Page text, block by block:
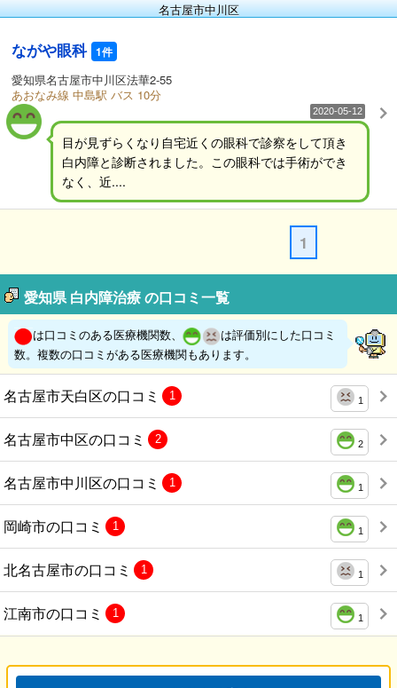
名古屋市中川区
ながや眼科 1件
愛知県名古屋市中川区法華2-55
あおなみ線 中島駅 バス 10分
2020-05-12
目が見ずらくなり自宅近くの眼科で診察をして頂き
白内障と診断されました。この眼科では手術ができ
なく、近....
1
愛知県 白内障治療 の口コミ一覧
は口コミのある医療機関数、
は評価別にした口コミ
数。複数の口コミがある医療機関もあります。
名古屋市天白区の口コミ 1
1
名古屋市中区の口コミ 2
2
名古屋市中川区の口コミ 1
1
岡崎市の口コミ 1
1
北名古屋市の口コミ 1
1
江南市の口コミ 1
1